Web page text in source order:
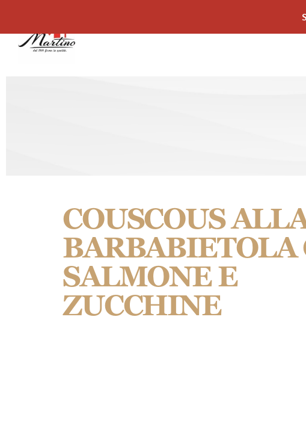
COUSCOUS
BARBABIETOLA
SALMONE E
ZUCCHINE